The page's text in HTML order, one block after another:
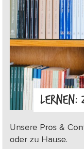
LERNEN:
Unsere Pros &
oder zu Hause.